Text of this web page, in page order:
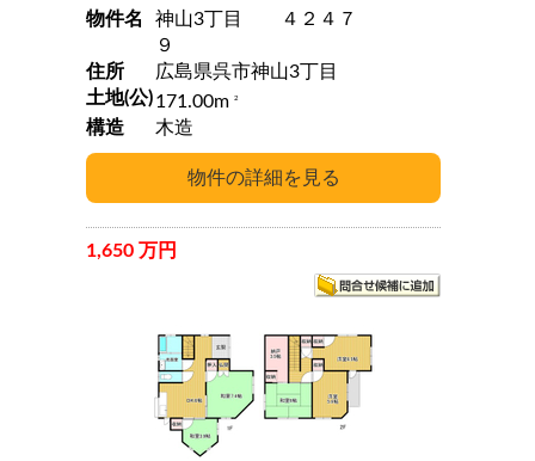
物件名
神山3丁目 ４２４７
９
住所
広島県呉市神山3丁目
土地(公)171.00m2
構造 木造
1,650 万円